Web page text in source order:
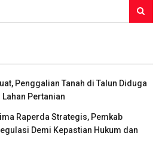
Penggalian Tanah di Talun Diduga
Pertanian
Raperda Strategis, Pemkab
Demi Kepastian Hukum dan